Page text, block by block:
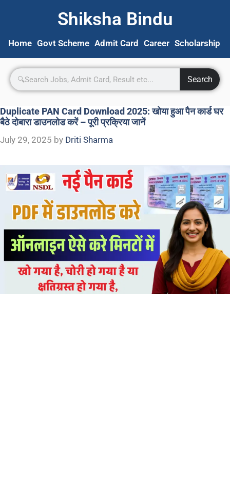
Shiksha Bindu
Home Govt Scheme Admit Card Career Scholarship
Search
Duplicate PAN Card Download 2025: खोया हुआ पैन कार्ड घर
बैठे दोबारा डाउनलोड करें – पूरी प्रक्रिया जानें
July 29, 2025 by Driti Sharma